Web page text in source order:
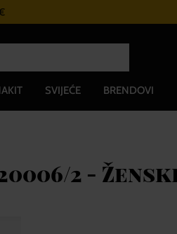
Sustav
SVIJEĆE BRENDOVI
2 -